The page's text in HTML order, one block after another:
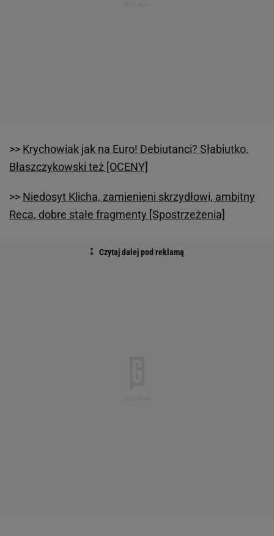
>> Krychowiak jak na Euro! Debiutanci? Słabiutko.
Błaszczykowski też [OCENY]
>> Niedosyt Klicha, zamienieni skrzydłowi, ambitny
Reca, dobre stałe fragmenty [Spostrzeżenia]